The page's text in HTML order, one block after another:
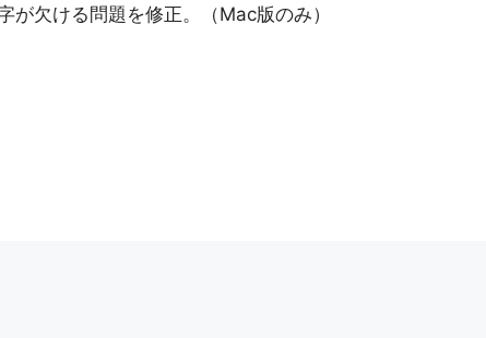
欠ける問題を修正。（Mac版のみ）